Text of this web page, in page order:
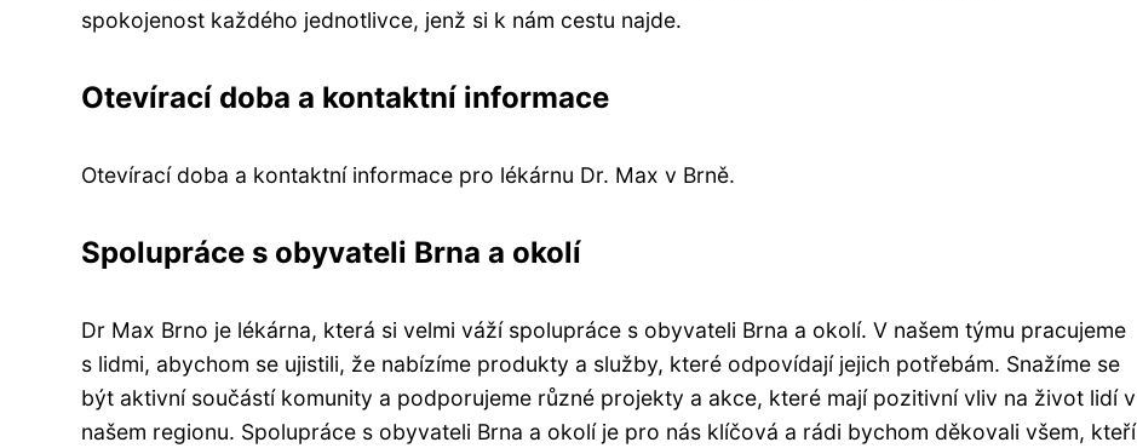
spokojenost každého jednotlivce, jenž si k nám cestu najde.
Otevírací doba a kontaktní informace
Otevírací doba a kontaktní informace pro lékárnu Dr. Max v Brně.
Spolupráce s obyvateli Brna a okolí
Dr Max Brno je lékárna, která si velmi váží spolupráce s obyvateli Brna a okolí. V našem týmu pracujeme
s lidmi, abychom se ujistili, že nabízíme produkty a služby, které odpovídají jejich potřebám. Snažíme se
být aktivní součástí komunity a podporujeme různé projekty a akce, které mají pozitivní vliv na život lidí v
našem regionu. Spolupráce s obyvateli Brna a okolí je pro nás klíčová a rádi bychom děkovali všem, kteří